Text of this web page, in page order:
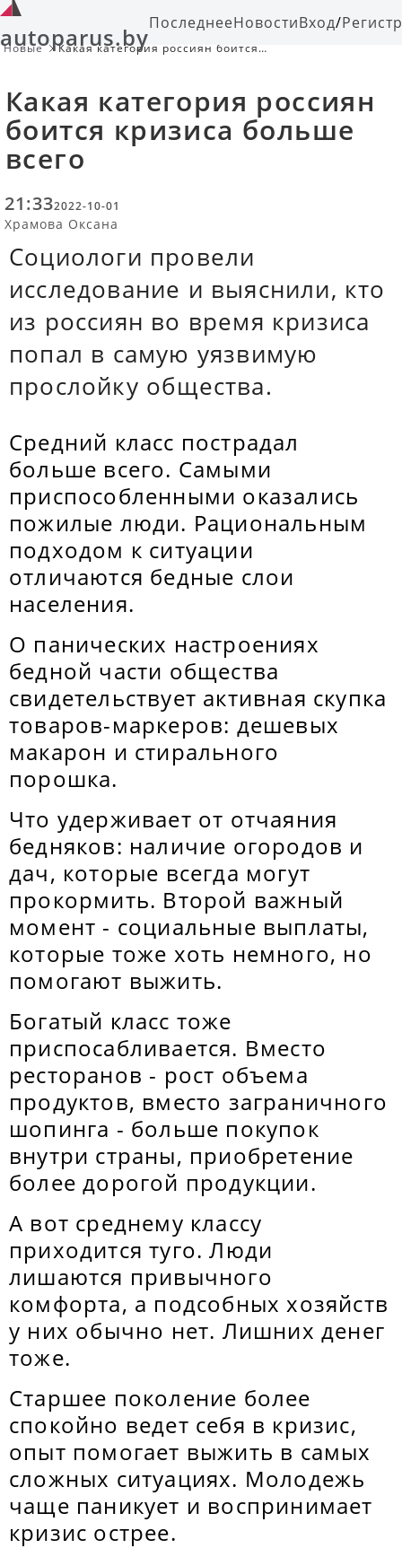
autoparus.byПоследнееНовостиВход/
Новые
Какая категория россиян боится
Какая категория россиян
боится кризиса больше
всего
21:332022-10-01
Храмова Оксана
Социологи провели
исследование и выяснили, кто
из россиян во время кризиса
попал в самую уязвимую
прослойку общества.
Средний класс пострадал
больше всего. Самыми
приспособленными оказались
пожилые люди. Рациональным
подходом к ситуации
отличаются бедные слои
населения.
О панических настроениях
бедной части общества
свидетельствует активная скупка
товаров-маркеров: дешевых
макарон и стирального
порошка.
Что удерживает от отчаяния
бедняков: наличие огородов и
дач, которые всегда могут
прокормить. Второй важный
момент - социальные выплаты,
которые тоже хоть немного, но
помогают выжить.
Богатый класс тоже
приспосабливается. Вместо
ресторанов - рост объема
продуктов, вместо заграничного
шопинга - больше покупок
внутри страны, приобретение
более дорогой продукции.
А вот среднему классу
приходится туго. Люди
лишаются привычного
комфорта, а подсобных хозяйств
у них обычно нет. Лишних денег
тоже.
Старшее поколение более
спокойно ведет себя в кризис,
опыт помогает выжить в самых
сложных ситуациях. Молодежь
чаще паникует и воспринимает
кризис острее.